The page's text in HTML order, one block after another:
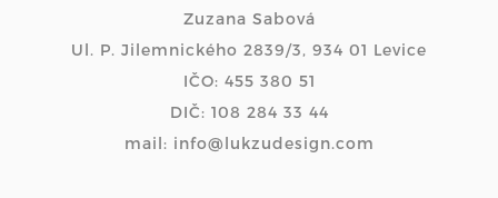
Zuzana Sabová
Ul. P. Jilemnického 2839/3, 934 01 Levice
IČO: 455 380 51
DIČ: 108 284 33 44
mail: info@lukzudesign.com